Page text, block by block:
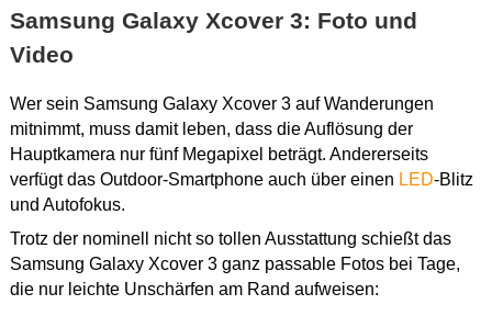
Samsung Galaxy Xcover 3: Foto und
Video
Wer sein Samsung Galaxy Xcover 3 auf Wanderungen
mitnimmt, muss damit leben, dass die Auflösung der
Hauptkamera nur fünf Megapixel beträgt. Andererseits
verfügt das Outdoor-Smartphone auch über einen LED-Blitz
und Autofokus.
Trotz der nominell nicht so tollen Ausstattung schießt das
Samsung Galaxy Xcover 3 ganz passable Fotos bei Tage,
die nur leichte Unschärfen am Rand aufweisen: